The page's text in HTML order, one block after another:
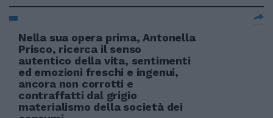
Nella sua opera prima, Antonella
Prisco, ricerca il senso
autentico della vita, sentimenti
ed emozioni freschi e ingenui,
ancora non corrotti e
contraffatti dal grigio
materialismo della società dei